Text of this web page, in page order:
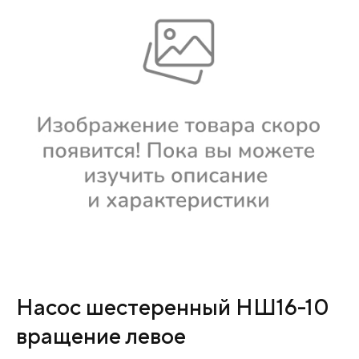
Насос шестеренный НШ16-10
вращение левое